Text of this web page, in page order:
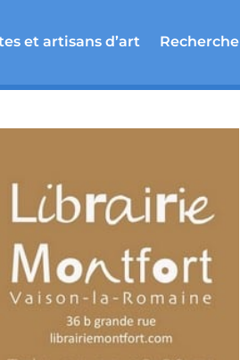
et artisans d’art Recherche